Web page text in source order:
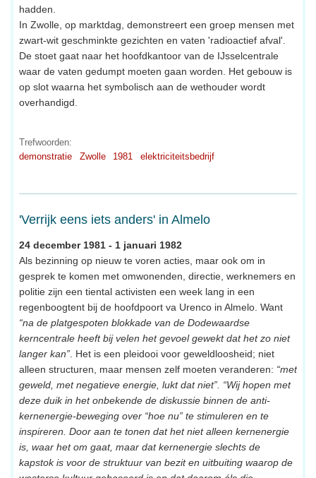
hadden.
In Zwolle, op marktdag, demonstreert een groep mensen met
zwart-wit geschminkte gezichten en vaten 'radioactief afval'.
De stoet gaat naar het hoofdkantoor van de IJsselcentrale
waar de vaten gedumpt moeten gaan worden. Het gebouw is
op slot waarna het symbolisch aan de wethouder wordt
overhandigd.
Trefwoorden:
demonstratie
Zwolle 1981 elektriciteitsbedrijf
'Verrijk eens iets anders' in Almelo
24 december 1981 - 1 januari 1982
Als bezinning op nieuw te voren acties, maar ook om in
gesprek te komen met omwonenden, directie, werknemers en
politie zijn een tiental activisten een week lang in een
regenboogtent bij de hoofdpoort va Urenco in Almelo. Want
“na de platgespoten blokkade van de Dodewaardse
kerncentrale heeft bij velen het gevoel gewekt dat het zo niet
langer kan” . Het is een pleidooi voor geweldloosheid; niet
alleen structuren, maar mensen zelf moeten veranderen: “met
geweld, met negatieve energie, lukt dat niet”. “Wij hopen met
deze duik in het onbekende de diskussie binnen de anti-
kernenergie-beweging over “hoe nu” te stimuleren en te
inspireren. Door aan te tonen dat het niet alleen kernenergie
is, waar het om gaat, maar dat kernenergie slechts de
kapstok is voor de struktuur van bezit en uitbuiting waarop de